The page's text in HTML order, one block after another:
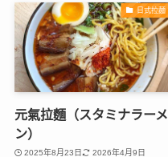
日式拉麵
元氣拉麵（スタミナラーメ
ン）
2025年8月23日 2026年4月9日